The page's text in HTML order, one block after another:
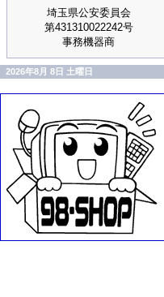
埼玉県公安委員会
第431310022242号
事務機器商
2026年8月 8日 土曜日